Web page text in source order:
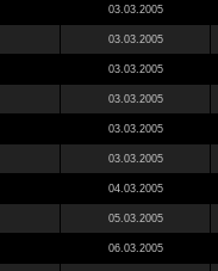
03.03.2005
03.03.2005
03.03.2005
03.03.2005
03.03.2005
03.03.2005
04.03.2005
05.03.2005
06.03.2005